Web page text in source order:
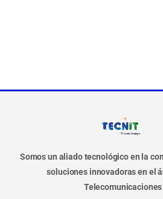
Somos un aliado tecnológico en la
soluciones innovadoras en el
Telecomunicaciones